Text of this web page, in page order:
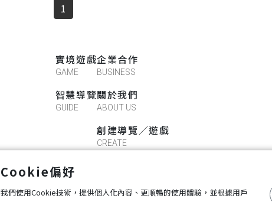
1
實境遊戲
GAME
智慧導覽
GUIDE
企業合作
BUSINESS
關於我們
ABOUT US
創建導覽／遊戲
CREATE
Cookie偏好
我們使用Cookie技術，提供個人化內容、更順暢的使用體驗，並根據用戶